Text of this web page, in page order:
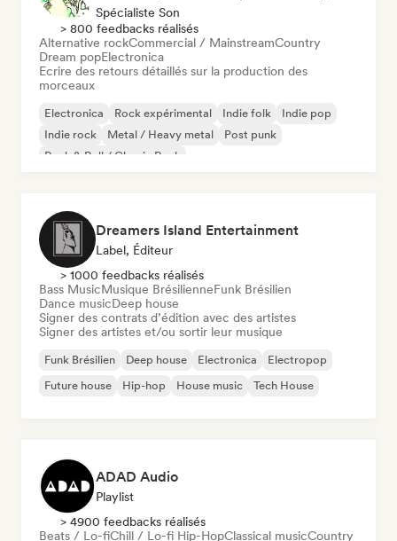
Spécialiste Son
> 800 feedbacks réalisés
Alternative rockCommercial / MainstreamCountry
Dream popElectronica
Ecrire des retours détaillés sur la production des
morceaux
Electronica Rock expérimental Indie folk
Indie pop
Indie rock
Metal / Heavy metal
Post punk
Rock & Roll / Classic Rock
Dreamers Island Entertainment
Label, Éditeur
> 1000 feedbacks réalisés
Bass MusicMusique BrésilienneFunk Brésilien
Dance musicDeep house
Signer des contrats d’édition avec des artistes
Signer des artistes et/ou sortir leur musique
Funk Brésilien Deep house Electronica
Electropop
Future house
Hip-hop House music Tech House
ADAD Audio
Playlist
> 4900 feedbacks réalisés
Beats / Lo-fiChill / Lo-fi Hip-HopClassical musicCountry